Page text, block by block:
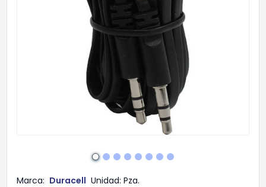
Marca: Duracell Unidad: Pza.